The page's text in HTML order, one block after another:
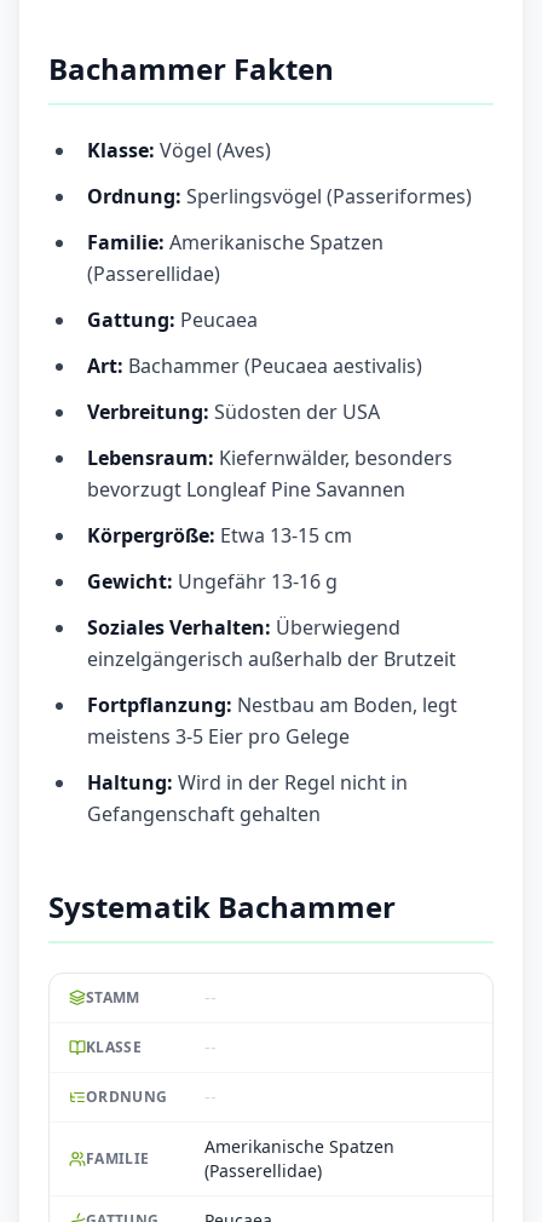
Bachammer Fakten
Klasse: Vögel (Aves)
Ordnung: Sperlingsvögel (Passeriformes)
Familie: Amerikanische Spatzen
(Passerellidae)
Gattung: Peucaea
Art: Bachammer (Peucaea aestivalis)
Verbreitung: Südosten der USA
Lebensraum: Kiefernwälder, besonders
bevorzugt Longleaf Pine Savannen
Körpergröße: Etwa 13-15 cm
Gewicht: Ungefähr 13-16 g
Soziales Verhalten: Überwiegend
einzelgängerisch außerhalb der Brutzeit
Fortpflanzung: Nestbau am Boden, legt
meistens 3-5 Eier pro Gelege
Haltung: Wird in der Regel nicht in
Gefangenschaft gehalten
Systematik Bachammer
STAMM --
KLASSE --
ORDNUNG --
FAMILIE
Amerikanische Spatzen
(Passerellidae)